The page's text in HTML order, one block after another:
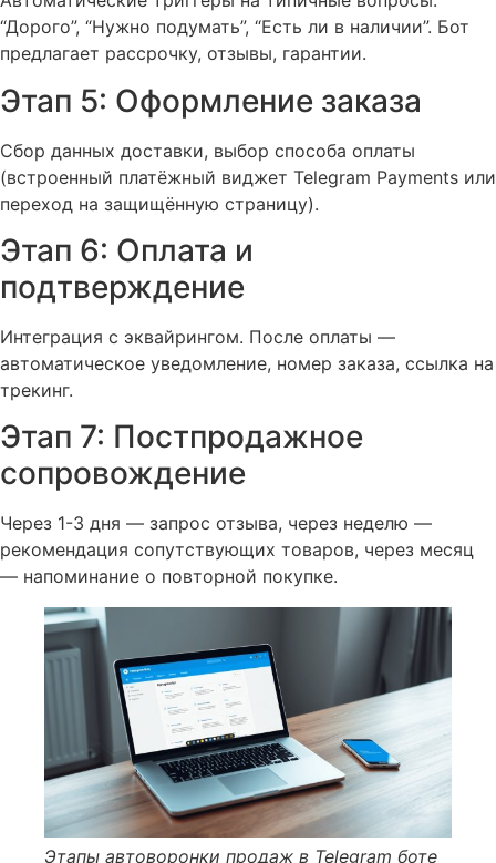
“Дорого”, “Нужно подумать”, “Есть ли в наличии”. Бот
предлагает рассрочку, отзывы, гарантии.
Этап 5: Оформление заказа
Сбор данных доставки, выбор способа оплаты
(встроенный платёжный виджет Telegram Payments или
переход на защищённую страницу).
Этап 6: Оплата и
подтверждение
Интеграция с эквайрингом. После оплаты —
автоматическое уведомление, номер заказа, ссылка на
трекинг.
Этап 7: Постпродажное
сопровождение
Через 1-3 дня — запрос отзыва, через неделю —
рекомендация сопутствующих товаров, через месяц
— напоминание о повторной покупке.
Этапы автоворонки продаж в Telegram боте